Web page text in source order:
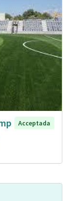
Acceptada